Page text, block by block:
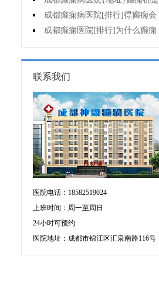
要遗传的吗?
成都癫痫病医院[排行]得癫痫会
有什么异常表现?
成都癫痫医院[排行]为什么癫痫
不能治?
联系我们
医院电话：18582519024
上班时间：周一至周日
24小时可预约
医院地址：成都市锦江区汇泉南路116号